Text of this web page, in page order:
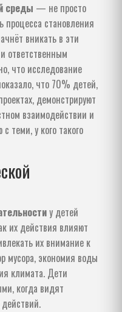
среды — не просто
становления
вникать в эти
ответственным
что исследование
что 70% детей,
демонстрируют
взаимодействии и
теми, у кого такого
у детей
их действия влияют
их внимание к
мусора, экономия воды
климата. Дети
когда видят